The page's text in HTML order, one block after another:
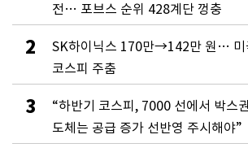
전… 포브스 순위 428계단 껑충
2
SK하이닉스 170만→142만 원… 미
코스피 주춤
3
“하반기 코스피, 7000 선에서 박스
도체는 공급 증가 선반영 주시해야”